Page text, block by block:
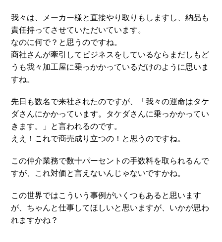
我々は、メーカー様と直接やり取りもしますし、納品も
責任持ってさせていただいています。
なのに何で？と思うのですね。
商社さんが牽引してビジネスをしているならまだしもど
うも我々加工屋に乗っかかっているだけのように思いま
すね。
先日も数名で来社されたのですが、「我々の運命はタケ
ダさんにかかっています。タケダさんに乗っかかってい
きます。」と言われるのです。
ええ！これで商売成り立つの！と思うのですね。
この仲介業務で数十パーセントの手数料を取られるんで
すが、これ対価と言えないんじゃないですかね。
この世界ではこういう事例がいくつもあると思います
が、ちゃんと仕事してほしいと思いますが、いかが思わ
れますかね？